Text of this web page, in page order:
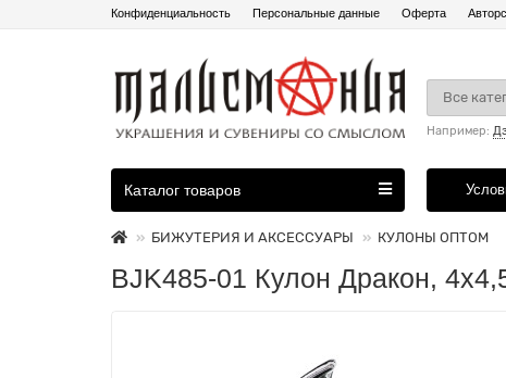
Конфиденциальность Персональные данные Оферта
Все
Например:
Каталог товаров
БИЖУТЕРИЯ И АКСЕССУАРЫ КУЛОНЫ ОПТОМ
BJK485-01 Кулон Дракон,